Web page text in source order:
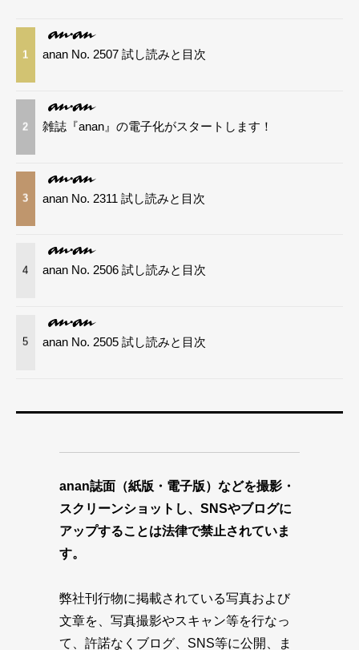
1 anan No. 2507 試し読みと目次
2 雑誌『anan』の電子化がスタートします！
3 anan No. 2311 試し読みと目次
4 anan No. 2506 試し読みと目次
5 anan No. 2505 試し読みと目次
anan誌面（紙版・電子版）などを撮影・
スクリーンショットし、SNSやブログに
アップすることは法律で禁止されていま
す。
弊社刊行物に掲載されている写真および
文章を、写真撮影やスキャン等を行なっ
て、許諾なくブログ、SNS等に公開、ま